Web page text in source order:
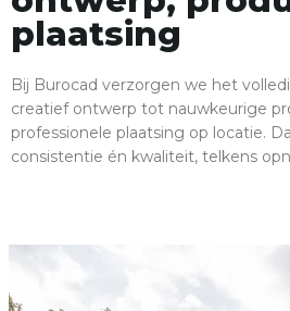
plaatsing
Bij Burocad verzorgen we het
creatief ontwerp tot nauwkeurige
professionele plaatsing op locatie.
consistentie én kwaliteit, telkens